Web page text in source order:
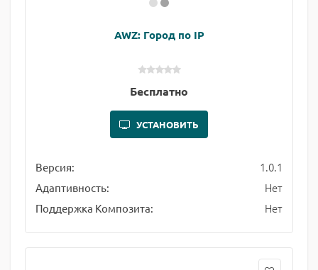
AWZ: Город по IP
Бесплатно
УСТАНОВИТЬ
Версия: 1.0.1
Адаптивность: Нет
Поддержка Композита: Нет